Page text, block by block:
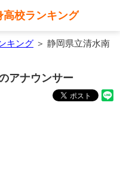
高校ランキング
キング ＞ 静岡県立清水南
アナウンサー